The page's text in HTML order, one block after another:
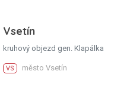
Vsetín
kruhový objezd gen. Klapálka
VS město Vsetín